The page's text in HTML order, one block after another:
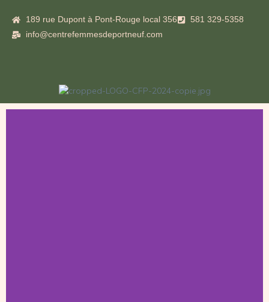
189 rue Dupont à Pont-Rouge local 356
581 329-5358
info@centrefemmesdeportneuf.com